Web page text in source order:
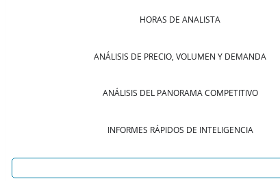
HORAS DE ANALISTA
ANÁLISIS DE PRECIO, VOLUMEN Y DEMANDA
ANÁLISIS DEL PANORAMA COMPETITIVO
INFORMES RÁPIDOS DE INTELIGENCIA